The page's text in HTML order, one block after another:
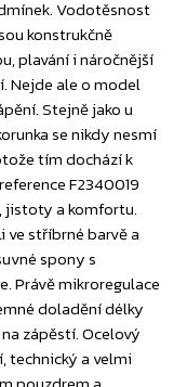
Vodotěsnost
konstrukčně
plavání i náročnější
Nejde ale o model
Stejně jako u
se nikdy nesmí
tím dochází k
F2340019
jistoty a komfortu.
ve stříbrné barvě a
spony s
Právě mikroregulace
doladění délky
zápěstí. Ocelový
technický a velmi